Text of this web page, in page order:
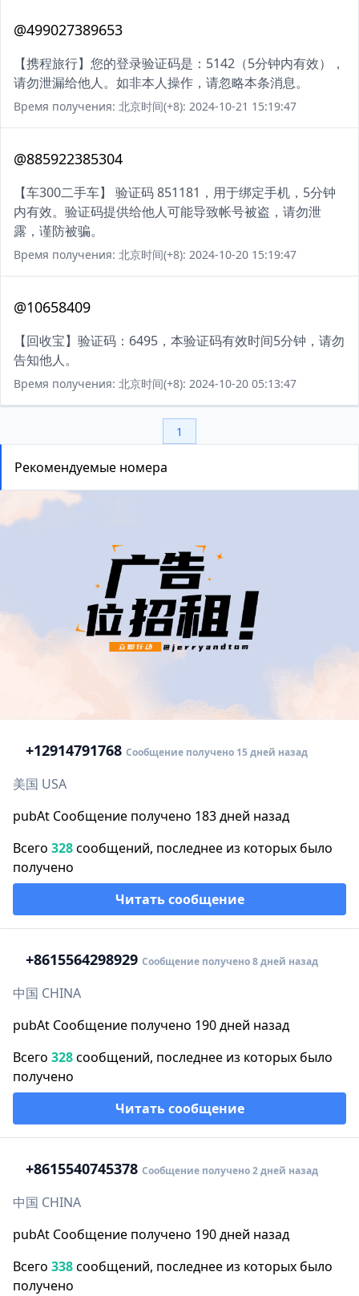
@499027389653
【携程旅行】您的登录验证码是：5142（5分钟内有效），
请勿泄漏给他人。如非本人操作，请忽略本条消息。
Время получения: 北京时间(+8): 2024-10-21 15:19:47
@885922385304
【车300二手车】 验证码 851181，用于绑定手机，5分钟
内有效。验证码提供给他人可能导致帐号被盗，请勿泄
露，谨防被骗。
Время получения: 北京时间(+8): 2024-10-20 15:19:47
@10658409
【回收宝】验证码：6495，本验证码有效时间5分钟，请勿
告知他人。
Время получения: 北京时间(+8): 2024-10-20 05:13:47
1
Рекомендуемые номера
+12914791768 Сообщение получено 15 дней назад
美国 USA
pubAt Сообщение получено 183 дней назад
Всего 328сообщений, последнее из которых было
получено
Читать сообщение
+8615564298929 Сообщение получено 8 дней назад
中国 CHINA
pubAt Сообщение получено 190 дней назад
Всего 328сообщений, последнее из которых было
получено
Читать сообщение
+8615540745378 Сообщение получено 2 дней назад
中国 CHINA
pubAt Сообщение получено 190 дней назад
Всего 338сообщений, последнее из которых было
получено